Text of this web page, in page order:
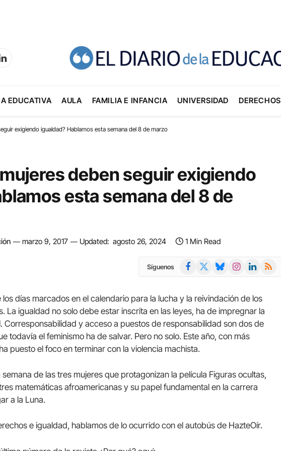
LinkedIn
EDUCATIVA AULA FAMILIA E INFANCIA UNIVERSIDAD DERECHOS
exigiendo igualdad? Hablamos esta semana del 8 de marzo
deben seguir exigiendo
esta semana del 8 de
marzo 9, 2017 Updated: agosto 26, 2024 1 Min Read
Síguenos Facebook BlueskyInstagramLinkedIn
RSS
los días marcados en el calendario para la lucha y la reivindación de los
La igualdad no solo debe estar inscrita en las leyes, ha de impregnar la
Corresponsabilidad y acceso a puestos de responsabilidad son dos de
todavía el feminismo ha de salvar. Pero no solo. Este año, con más
puesto el foco en terminar con la violencia machista.
de las tres mujeres que protagonizan la película Figuras ocultas,
matemáticas afroamericanas y su papel fundamental en la carrera
a la Luna.
e igualdad, hablamos de lo ocurrido con el autobús de HazteOír.